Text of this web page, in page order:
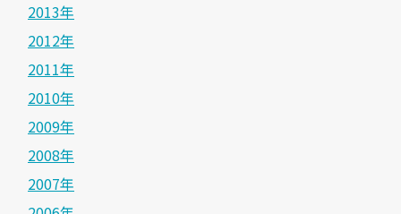
2013年
2012年
2011年
2010年
2009年
2008年
2007年